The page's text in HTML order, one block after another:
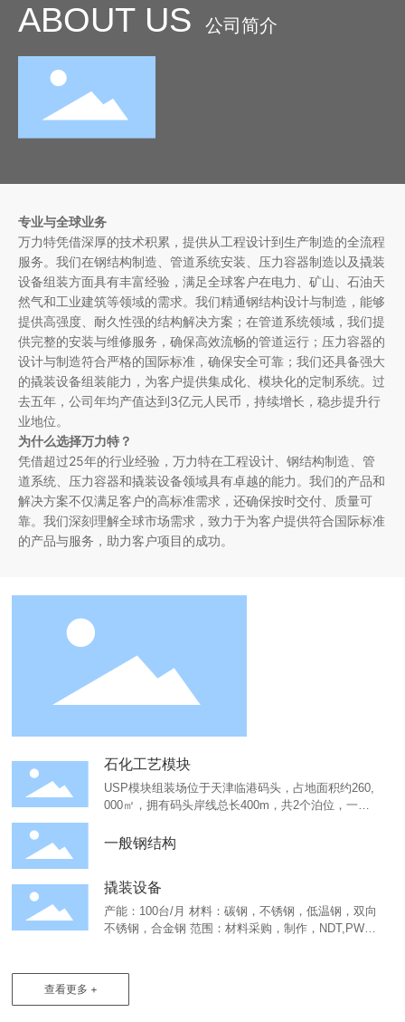
ABOUT US 公司简介
专业与全球业务
万力特凭借深厚的技术积累，提供从工程设计到生产制造的全流程
服务。我们在钢结构制造、管道系统安装、压力容器制造以及撬装
设备组装方面具有丰富经验，满足全球客户在电力、矿山、石油天
然气和工业建筑等领域的需求。 我们精通钢结构设计与制造，能够
提供高强度、耐久性强的结构解决方案；在管道系统领域，我们提
供完整的安装与维修服务，确保高效流畅的管道运行；压力容器的
设计与制造符合严格的国际标准，确保安全可靠；我们还具备强大
的撬装设备组装能力，为客户提供集成化、模块化的定制系统。过
去五年，公司年均产值达到3亿元人民币，持续增长，稳步提升行
业地位。
为什么选择万力特？
凭借超过25年的行业经验，万力特在工程设计、钢结构制造、管
道系统、压力容器和撬装设备领域具有卓越的能力。我们的产品和
解决方案不仅满足客户的高标准需求，还确保按时交付、质量可
靠。我们深刻理解全球市场需求，致力于为客户提供符合国际标准
的产品与服务，助力客户项目的成功。
石化工艺模块
USP模块组装场位于天津临港码头，占地面积约260,
000㎡，拥有码头岸线总长400m，共2个泊位，一个3
备了一台500t和一台120t门座式起重机。
一般钢结构
撬装设备
产能：100台/月 材料：碳钢，不锈钢，低温钢，双向
不锈钢，合金钢 范围：材料采购，制作，NDT,PWH
查看更多 +